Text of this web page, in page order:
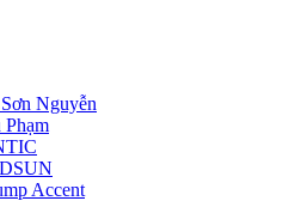
Nguyễn
Accent